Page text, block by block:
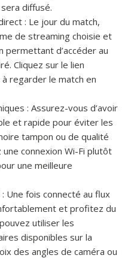
diffusé.
: Le jour du match,
de streaming choisie et
permettant d’accéder au
Cliquez sur le lien
regarder le match en
: Assurez-vous d’avoir
et rapide pour éviter les
tampon ou de qualité
connexion Wi-Fi plutôt
une meilleure
Une fois connecté au flux
et profitez du
utiliser les
disponibles sur la
des angles de caméra ou